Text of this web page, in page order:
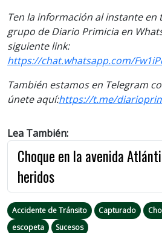
Ten la información al instante en
grupo de Diario Primicia en
siguiente link:
https://chat.whatsapp.com/
También estamos en Telegram
únete aquí:https://t.me/
Lea También:
Choque en la avenida
heridos
Accidente de Tránsito Capturado
escopeta
Sucesos